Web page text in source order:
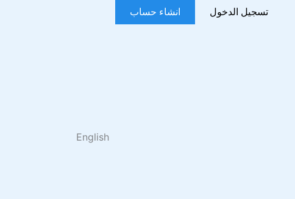
تسجيل الدخول انشاء حساب
English